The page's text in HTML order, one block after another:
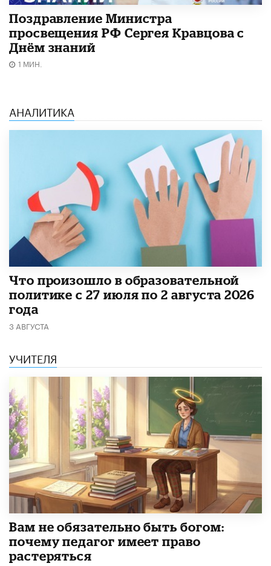
Поздравление Министра
просвещения РФ Сергея Кравцова с
Днём знаний
1 МИН.
АНАЛИТИКА
​Что произошло в образовательной
политике с 27 июля по 2 августа 2026
года
3 АВГУСТА
УЧИТЕЛЯ
​Вам не обязательно быть богом:
почему педагог имеет право
растеряться